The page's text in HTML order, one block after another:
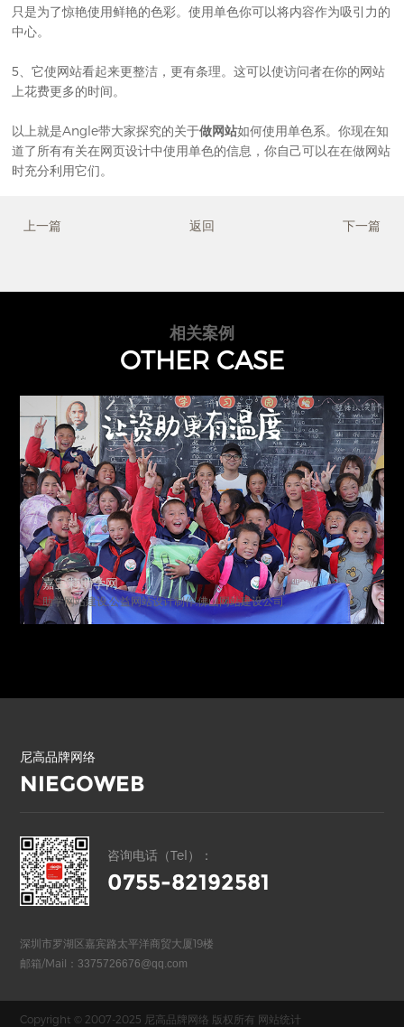
只是为了惊艳使用鲜艳的色彩。使用单色你可以将内容作为吸引力的
中心。
5、它使网站看起来更整洁，更有条理。这可以使访问者在你的网站
上花费更多的时间。
以上就是Angle带大家探究的关于做网站如何使用单色系。你现在知
道了所有有关在网页设计中使用单色的信息，你自己可以在在做网站
时充分利用它们。
上一篇 下一篇
返回
相关案例
OTHER CASE
嘉宝莉助学网
助学网站建设,公益网站设计制作,佛山网站建设公司
尼高品牌网络
NIEGOWEB
咨询电话（Tel）：
0755-82192581
深圳市罗湖区嘉宾路太平洋商贸大厦19楼
邮箱/Mail： 3375726676@qq.com
Copyright © 2007-2025 尼高品牌网络 版权所有 网站统计